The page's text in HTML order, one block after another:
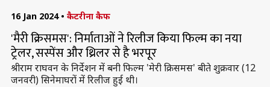
16 Jan 2024 • कैटरीना कैफ
'मैरी क्रिसमस': निर्माताओं ने रिलीज किया फिल्म का नया
ट्रेलर, सस्पेंस और थ्रिलर से है भरपूर
श्रीराम राघवन के निर्देशन में बनी फिल्म 'मेरी क्रिसमस' बीते शुक्रवार (12
जनवरी) सिनेमाघरों में रिलीज हुई थी।